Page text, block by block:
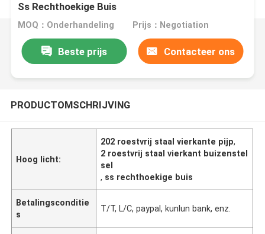
Ss Rechthoekige Buis
MOQ：Onderhandeling Prijs：Negotiation
Beste prijs Contacteer ons
PRODUCTOMSCHRIJVING
Hoog licht:
202 roestvrij staal vierkante pijp,
2 roestvrij staal vierkant buizenstel
sel
, ss rechthoekige buis
Betalingsconditie
s
T/T, L/C, paypal, kunlun bank, enz.